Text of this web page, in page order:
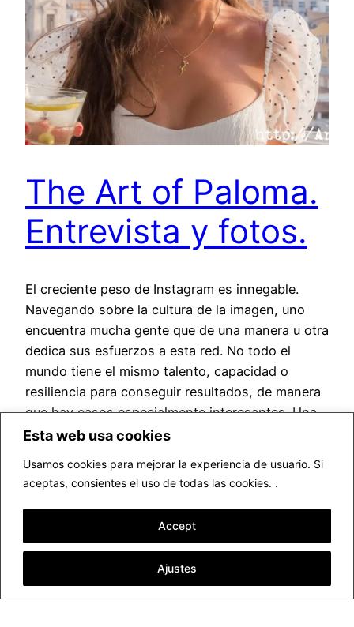
Esta web usa cookies
Usamos cookies para mejorar la experiencia de usuario. Si
aceptas, consientes el uso de todas las cookies. .
Ajustes
Accept
The Art of Paloma.
Entrevista y fotos.
El creciente peso de Instagram es innegable.
Navegando sobre la cultura de la imagen, uno
encuentra mucha gente que de una manera u otra
dedica sus esfuerzos a esta red. No todo el
mundo tiene el mismo talento, capacidad o
resiliencia para conseguir resultados, de manera
que hay casos especialmente interesantes. Una
de las cuentas…
▷ Fotógrafo profesional Valencia